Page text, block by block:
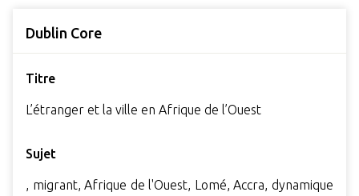
Dublin Core
Titre
L’étranger et la ville en Afrique de l’Ouest
Sujet
, migrant, Afrique de l'Ouest, Lomé, Accra, dynamique